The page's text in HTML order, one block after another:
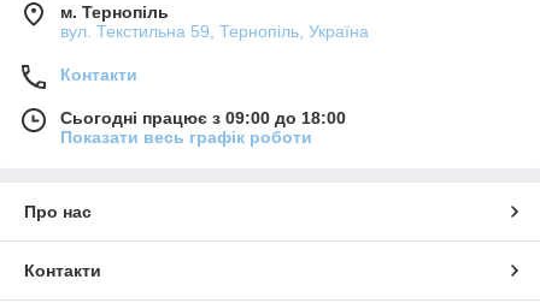
м. Тернопіль
вул. Текстильна 59, Тернопіль, Україна
Контакти
Сьогодні працює з 09:00 до 18:00
Показати весь графік роботи
Про нас
Контакти